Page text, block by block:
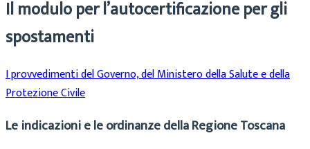
Il modulo per l’autocertificazione per gli
spostamenti
I provvedimenti del Governo, del Ministero della Salute e della
Protezione Civile
Le indicazioni e le ordinanze della Regione Toscana